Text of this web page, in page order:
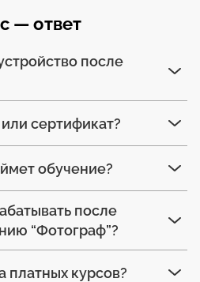
— ответ
после
сертификат?
обучение?
после
“Фотограф”?
курсов?